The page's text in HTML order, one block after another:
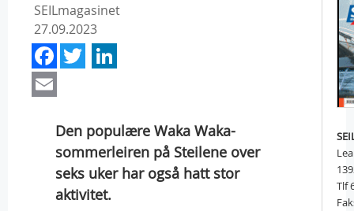
SEILmagasinet
27.09.2023
Facebook
Twitter
Den populære Waka Waka-
sommerleiren på Steilene over
seks uker har også hatt stor
aktivitet.
Tlf